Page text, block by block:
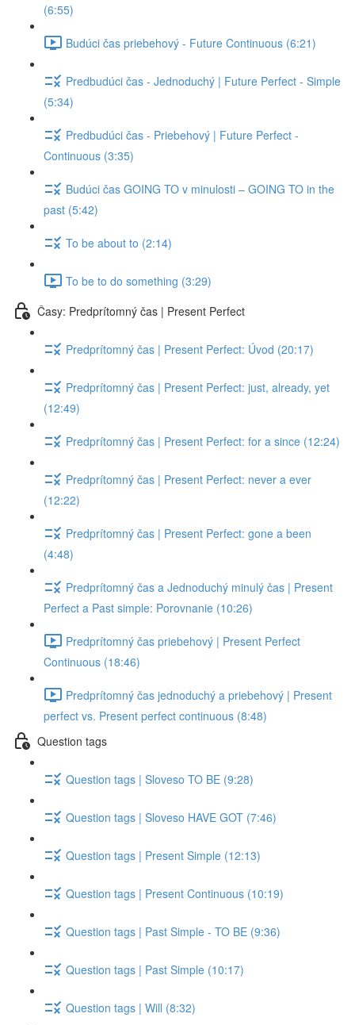
(6:55)
Budúci čas priebehový - Future Continuous (6:21)
Predbudúci čas - Jednoduchý | Future Perfect - Simple
(5:34)
Predbudúci čas - Priebehový | Future Perfect -
Continuous (3:35)
Budúci čas GOING TO v minulosti – GOING TO in the
past (5:42)
To be about to (2:14)
To be to do something (3:29)
Časy: Predprítomný čas | Present Perfect
Predprítomný čas | Present Perfect: Úvod (20:17)
Predprítomný čas | Present Perfect: just, already, yet
(12:49)
Predprítomný čas | Present Perfect: for a since (12:24)
Predprítomný čas | Present Perfect: never a ever
(12:22)
Predprítomný čas | Present Perfect: gone a been
(4:48)
Predprítomný čas a Jednoduchý minulý čas | Present
Perfect a Past simple: Porovnanie (10:26)
Predprítomný čas priebehový | Present Perfect
Continuous (18:46)
Predprítomný čas jednoduchý a priebehový | Present
perfect vs. Present perfect continuous (8:48)
Question tags
Question tags | Sloveso TO BE (9:28)
Question tags | Sloveso HAVE GOT (7:46)
Question tags | Present Simple (12:13)
Question tags | Present Continuous (10:19)
Question tags | Past Simple - TO BE (9:36)
Question tags | Past Simple (10:17)
Question tags | Will (8:32)